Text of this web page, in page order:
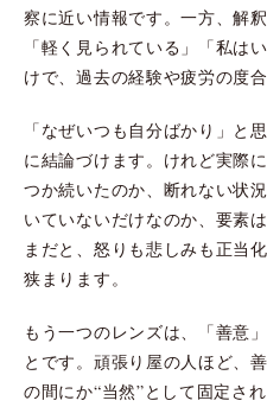
察に近い情報です。一方、解
「軽く見られている」「私は
けで、過去の経験や疲労の度
「なぜいつも自分ばかり」と
に結論づけます。けれど実際
つか続いたのか、断れない状
いていないだけなのか、要素
まだと、怒りも悲しみも正当
狭まります。
もう一つのレンズは、「善意
とです。頑張り屋の人ほど、
の間にか“当然”として固定さ